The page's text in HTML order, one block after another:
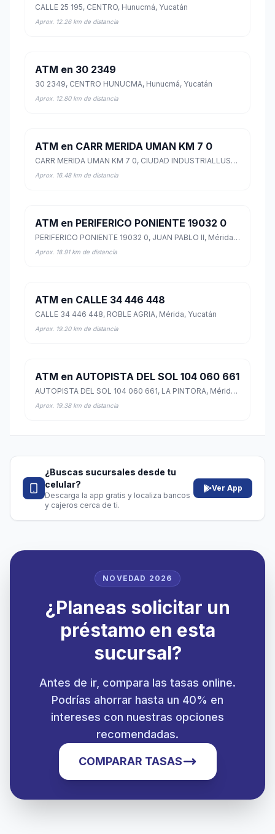
CALLE 25 195, CENTRO, Hunucmá, Yucatán
Aprox. 12.26 km de distancia
ATM en 30 2349
30 2349, CENTRO HUNUCMA, Hunucmá, Yucatán
Aprox. 12.80 km de distancia
ATM en CARR MERIDA UMAN KM 7 0
CARR MERIDA UMAN KM 7 0, CIUDAD INDUSTRIALLUSTRIAL, Mérida, Yucatán
Aprox. 16.48 km de distancia
ATM en PERIFERICO PONIENTE 19032 0
PERIFERICO PONIENTE 19032 0, JUAN PABLO II, Mérida, Yucatán
Aprox. 18.91 km de distancia
ATM en CALLE 34 446 448
CALLE 34 446 448, ROBLE AGRIA, Mérida, Yucatán
Aprox. 19.20 km de distancia
ATM en AUTOPISTA DEL SOL 104 060 661
AUTOPISTA DEL SOL 104 060 661, LA PINTORA, Mérida, Yucatán
Aprox. 19.38 km de distancia
¿Buscas sucursales desde tu
celular?
Descarga la app gratis y localiza bancos
y cajeros cerca de ti.
Ver App
NOVEDAD 2026
¿Planeas solicitar un
préstamo en esta
sucursal?
Antes de ir, compara las tasas online.
Podrías ahorrar hasta un 40% en
intereses con nuestras opciones
recomendadas.
COMPARAR TASAS